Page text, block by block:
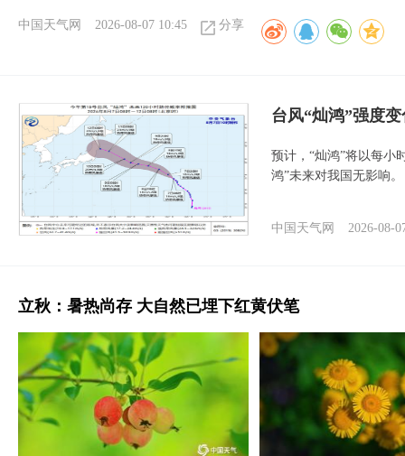
中国天气网 2026-08-07 10:45 分享
台风“灿鸿”强度
预计，“灿鸿”将以每小
鸿”未来对我国无影响。
中国天气网 2026-08-
立秋：暑热尚存 大自然已埋下红黄伏笔